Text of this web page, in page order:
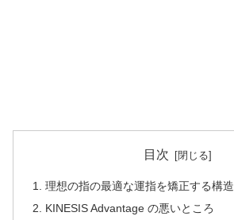
目次
理想の指の最適な運指を矯正する構造
KINESIS Advantage の悪いところ